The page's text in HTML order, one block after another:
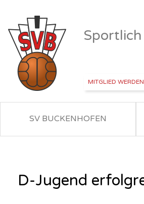
MITGLIED WERDEN
SV BUCKENHOFEN
D-Jugend